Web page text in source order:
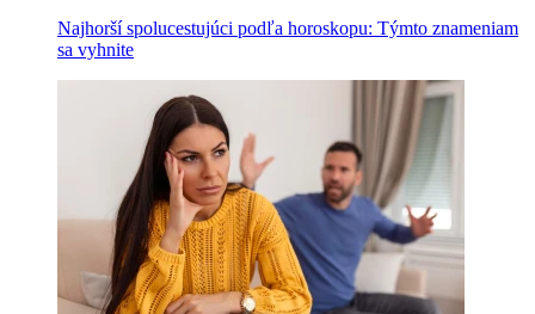
Najhorší spolucestujúci podľa horoskopu: Týmto znameniam
sa vyhnite